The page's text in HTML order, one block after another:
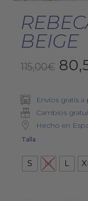
BEIGE
115,00€ El
era:
Envíos gratis
Cambios
Hecho en
Talla
S M L XL